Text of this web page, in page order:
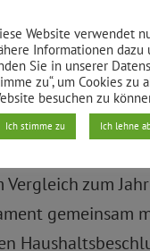
immer
anführt.
fast
zum
gemeinsam
Website verwendet
Informationen dazu
Sie in unserer
zu“, um Cookies
besuchen zu
Ich stimme zu Ich lehne